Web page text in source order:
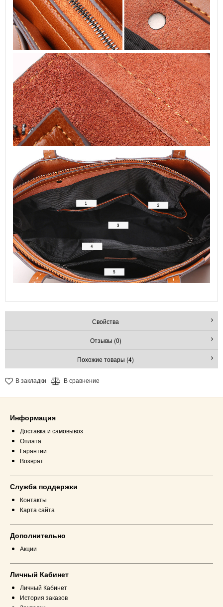
Свойства
Отзывы (0)
Похожие товары (4)
В закладки В сравнение
Информация
Доставка и самовывоз
Оплата
Гарантии
Возврат
Служба поддержки
Контакты
Карта сайта
Дополнительно
Акции
Личный Кабинет
Личный Кабинет
История заказов